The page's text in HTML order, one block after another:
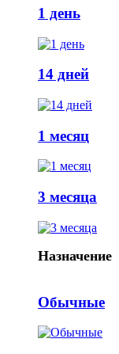
1 день
14 дней
1 месяц
3 месяца
Назначение
Обычные